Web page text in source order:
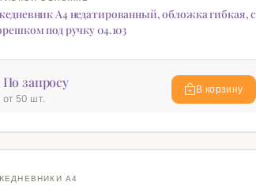
А4 недатированный, обложка гибкая, с
под ручку 04.103
По запросу
от 50 шт.
В корзину
А4